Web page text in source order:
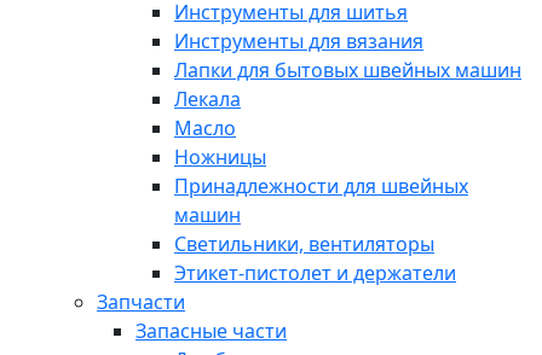
Инструменты для шитья
Инструменты для вязания
Лапки для бытовых швейных машин
Лекала
Масло
Ножницы
Принадлежности для швейных
машин
Светильники, вентиляторы
Этикет-пистолет и держатели
Запчасти
Запасные части